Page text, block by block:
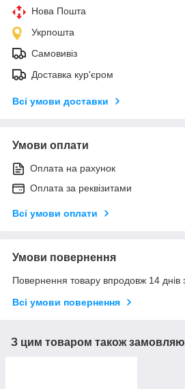
Нова Пошта
Укрпошта
Самовивіз
Доставка кур'єром
Всі умови доставки
Умови оплати
Оплата на рахунок
Оплата за реквізитами
Всі умови оплати
Умови повернення
Повернення товару впродовж 14 днів
Всі умови повернення
З цим товаром також